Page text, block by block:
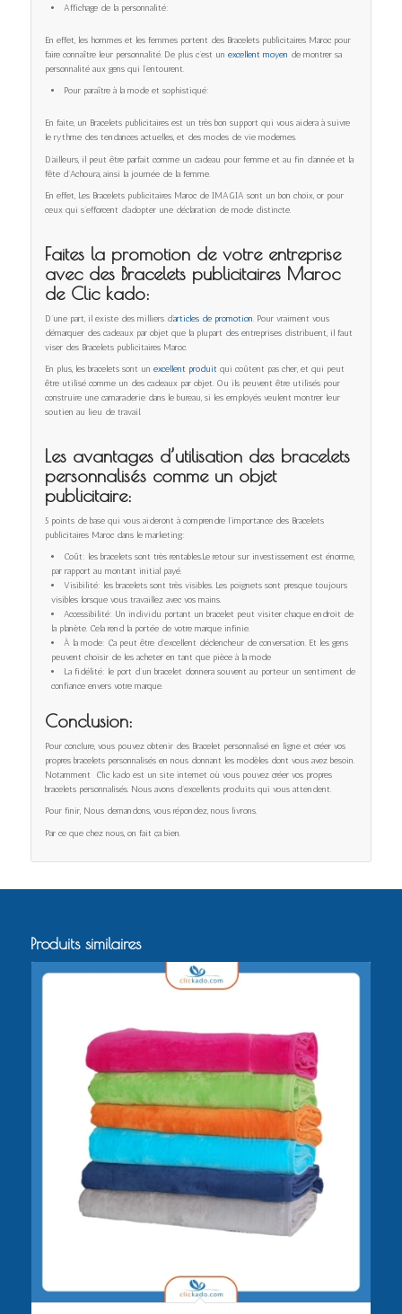
Affichage de la personnalité:
En effet, les hommes et les femmes portent des Bracelets publicitaires Maroc pour
faire connaître leur personnalité. De plus c’est un excellent moyen de montrer sa
personnalité aux gens qui l’entourent.
Pour paraître à la mode et sophistiqué:
En faite, un Bracelets publicitaires est un très bon support qui vous aidera à suivre
le rythme des tendances actuelles, et des modes de vie modernes.
D’ailleurs, il peut être parfait comme un cadeau pour femme et au fin d’année et la
fête d’Achoura, ainsi la journée de la femme.
En effet, Les Bracelets publicitaires Maroc de IMAGIA sont un bon choix, or pour
ceux qui s’efforcent d’adopter une déclaration de mode distincte.
Faites la promotion de votre entreprise
avec des Bracelets publicitaires Maroc
de Clic kado:
D’une part, il existe des milliers d’articles de promotion. Pour vraiment vous
démarquer des cadeaux par objet que la plupart des entreprises distribuent, il faut
viser des Bracelets publicitaires Maroc.
En plus, les bracelets sont un excellent produit qui coûtent pas cher, et qui peut
être utilisé comme un des cadeaux par objet. Ou ils peuvent être utilisés pour
construire une camaraderie dans le bureau, si les employés veulent montrer leur
soutien au lieu de travail.
Les avantages d’utilisation des bracelets
personnalisés comme un objet
publicitaire:
5 points de base qui vous aideront à comprendre l’importance des Bracelets
publicitaires Maroc dans le marketing:
Coût: les bracelets sont très rentables.Le retour sur investissement est énorme,
par rapport au montant initial payé.
Visibilité: les bracelets sont très visibles. Les poignets sont presque toujours
visibles lorsque vous travaillez avec vos mains.
Accessibilité: Un individu portant un bracelet peut visiter chaque endroit de
la planète. Cela rend la portée de votre marque infinie.
À la mode: Ça peut être d’excellent déclencheur de conversation. Et les gens
peuvent choisir de les acheter en tant que pièce à la mode
La fidélité: le port d’un bracelet donnera souvent au porteur un sentiment de
confiance envers votre marque.
Conclusion:
Pour conclure, vous pouvez obtenir des Bracelet personnalisé en ligne et créer vos
propres bracelets personnalisés en nous donnant les modèles dont vous avez besoin.
Notamment Clic kado est un site internet où vous pouvez créer vos propres
bracelets personnalisés. Nous avons d’excellents produits qui vous attendent.
Pour finir, Nous demandons, vous répondez, nous livrons.
Par ce que chez nous, on fait ça bien.
Produits similaires